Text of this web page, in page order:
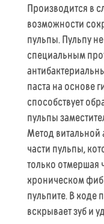
Производится в
возможности
пульпы. Пульпу
специальным
паста на основе
способствует
пульпы
Метод витальной
части пульпы,
только отмершая
хроническом
пульпите. В ходе
вскрывает зуб и